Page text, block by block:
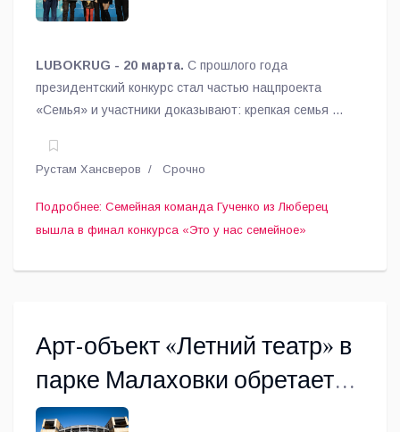
LUBOKRUG - 20 марта. С прошлого года
президентский конкурс стал частью нацпроекта
«Семья» и участники доказывают: крепкая семья —
Рустам Хансверов Срочно
Подробнее: Семейная команда Гученко из Люберец
вышла в финал конкурса «Это у нас семейное»
Арт-объект «Летний театр» в
парке Малаховки обретает
свои контуры